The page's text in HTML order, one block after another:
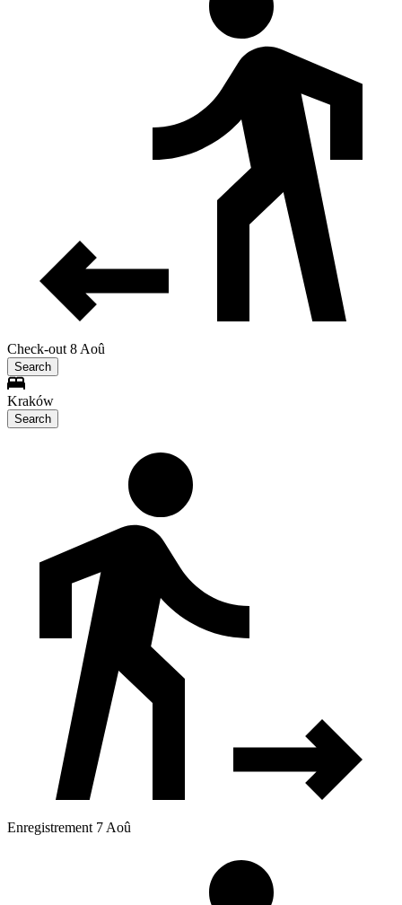
Check-out 8 Aoû
Search
Kraków
Search
Enregistrement 7 Aoû